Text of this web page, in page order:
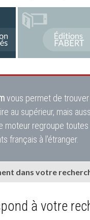
vous permet de
au supérieur, mais
moteur regroupe
français à l'étranger.
dans votre
à votre